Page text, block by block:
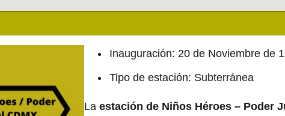
Inauguración: 20 de Noviembre de
Tipo de estación: Subterránea
La estación de Niños Héroes – Poder